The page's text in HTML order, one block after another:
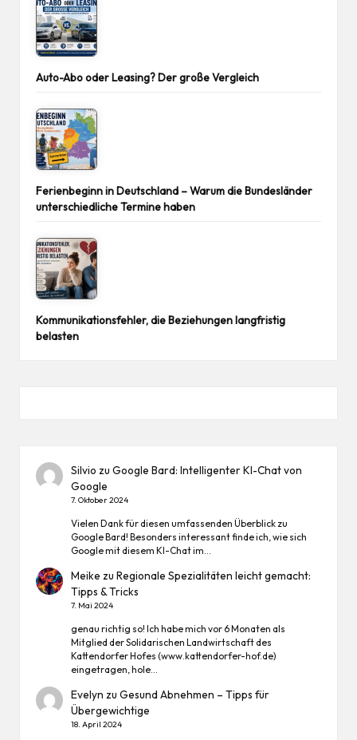
Auto-Abo oder Leasing? Der große Vergleich
Ferienbeginn in Deutschland – Warum die Bundesländer
unterschiedliche Termine haben
Kommunikationsfehler, die Beziehungen langfristig
belasten
Silvio zuGoogle Bard: Intelligenter KI-Chat von
Google
7. Oktober 2024
Vielen Dank für diesen umfassenden Überblick zu
Google Bard! Besonders interessant finde ich, wie sich
Google mit diesem KI-Chat im…
Meike zuRegionale Spezialitäten leicht gemacht:
Tipps & Tricks
7. Mai 2024
genau richtig so! Ich habe mich vor 6 Monaten als
Mitglied der Solidarischen Landwirtschaft des
Kattendorfer Hofes (www.kattendorfer-hof.de)
eingetragen, hole…
Evelyn zuGesund Abnehmen – Tipps für
Übergewichtige
18. April 2024